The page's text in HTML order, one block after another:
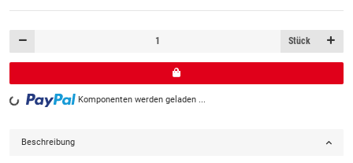
Stück
Loading... Komponenten werden geladen ...
Beschreibung